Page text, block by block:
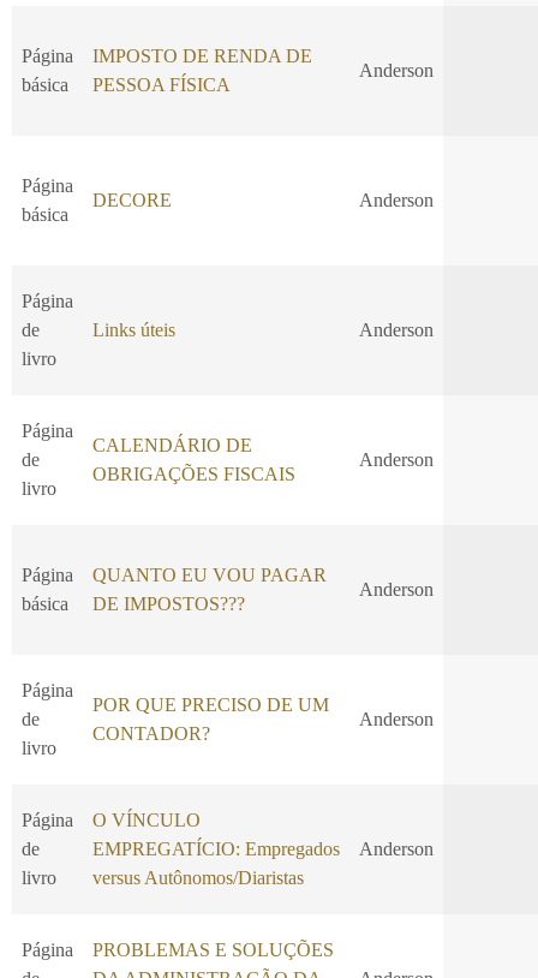
Página
básica
IMPOSTO DE RENDA DE
PESSOA FÍSICA
Anderson
Página
básica
DECORE Anderson
Página
de
livro
Links úteis Anderson
Página
de
livro
CALENDÁRIO DE
OBRIGAÇÕES FISCAIS
Anderson
Página
básica
QUANTO EU VOU PAGAR
DE IMPOSTOS???
Anderson
Página
de
livro
POR QUE PRECISO DE UM
CONTADOR?
Anderson
Página
de
livro
O VÍNCULO
EMPREGATÍCIO: Empregados
versus Autônomos/Diaristas
Anderson
Página
PROBLEMAS E SOLUÇÕES